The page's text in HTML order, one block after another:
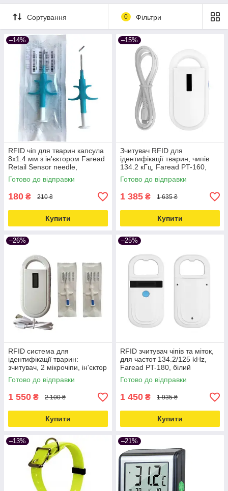
Сортування 0 Фільтри
–14%
RFID чіп для тварин капсула
8x1.4 мм з ін'єктором Faread
Retail Sensor needle,
134.2kHz Love&Life -online-
multimarket-
Готово до відправки
180 ₴ 210 ₴
Купити
–15%
Зчитувач RFID для
ідентифікації тварин, чипів
134.2 кГц, Faread PT-160,
білий Love&Life -online-
multimarket-
Готово до відправки
1 385 ₴ 1 635 ₴
Купити
–26%
RFID система для
ідентифікації тварин:
зчитувач, 2 мікрочіпи, ін'єктор
Faread PT160 Love&Life -
online-multimarket-
Готово до відправки
1 550 ₴ 2 100 ₴
Купити
–25%
RFID зчитувач чіпів та міток,
для частот 134.2/125 kHz,
Faread PT-180, білий
Love&Life -online-multimarket-
Готово до відправки
1 450 ₴ 1 935 ₴
Купити
–13% –21%